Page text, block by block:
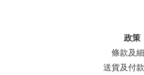
政策
條款及
送貨及付